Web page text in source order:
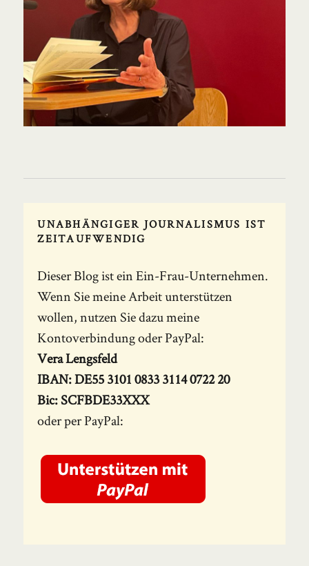
UNABHÄNGIGER JOURNALISMUS IST
ZEITAUFWENDIG
Dieser Blog ist ein Ein-Frau-Unternehmen.
Wenn Sie meine Arbeit unterstützen
wollen, nutzen Sie dazu meine
Kontoverbindung oder PayPal:
Vera Lengsfeld
IBAN: DE55 3101 0833 3114 0722 20
Bic: SCFBDE33XXX
oder per PayPal: